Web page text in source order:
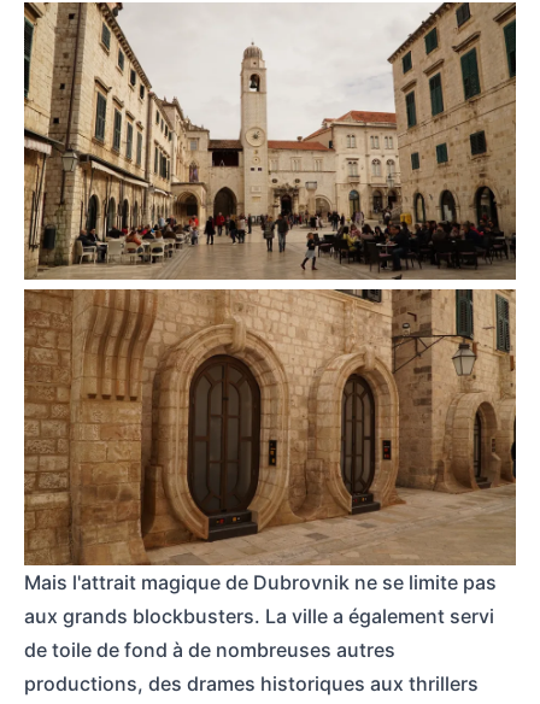
Place devant le clocher et le palais Sponza à Dubrovnik, avec des gens
Portes historiques avec des arcs dans la vieille ville de Dubrovnik,
Mais l'attrait magique de Dubrovnik ne se limite pas
aux grands blockbusters. La ville a également servi
de toile de fond à de nombreuses autres
productions, des drames historiques aux thrillers